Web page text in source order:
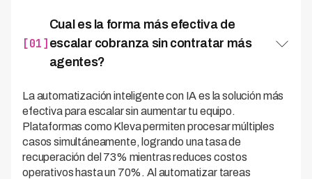
[01]
Cual es la forma más efectiva de
escalar cobranza sin contratar más
agentes?
La automatización inteligente con IA es la solución más
efectiva para escalar sin aumentar tu equipo.
Plataformas como Kleva permiten procesar múltiples
casos simultáneamente, logrando una tasa de
recuperación del 73% mientras reduces costos
operativos hasta un 70%. Al automatizar tareas